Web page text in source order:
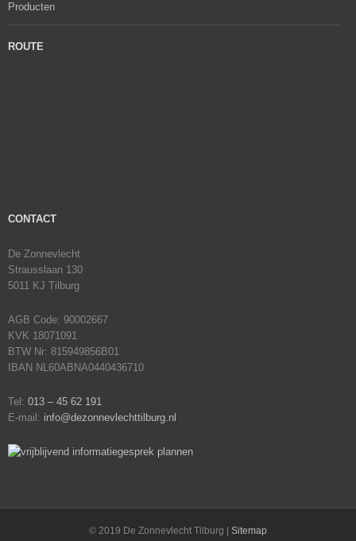
Producten
ROUTE
CONTACT
De Zonnevlecht
Strausslaan 130
5011 KJ Tilburg
AGB Code: 90002667
KVK 18071091
BTW Nr: 815949856B01
IBAN NL60ABNA0440436710
Tel: 013 – 45 62 191
E-mail: info@dezonnevlechttilburg.nl
© 2019 De Zonnevlecht Tilburg | Sitemap